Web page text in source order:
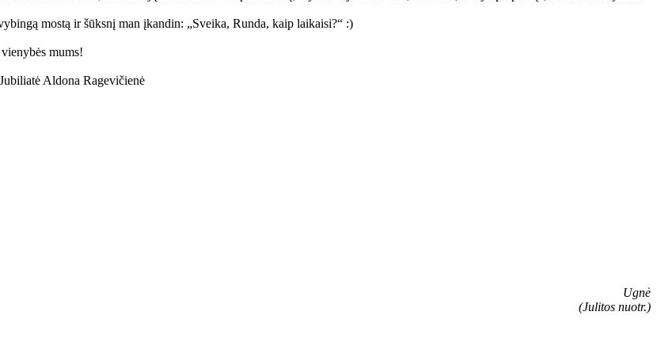
mostą ir šūksnį man įkandin: „Sveika, Runda, kaip laikaisi?“ :)
mums!
Ugnė
(Julitos nuotr.)